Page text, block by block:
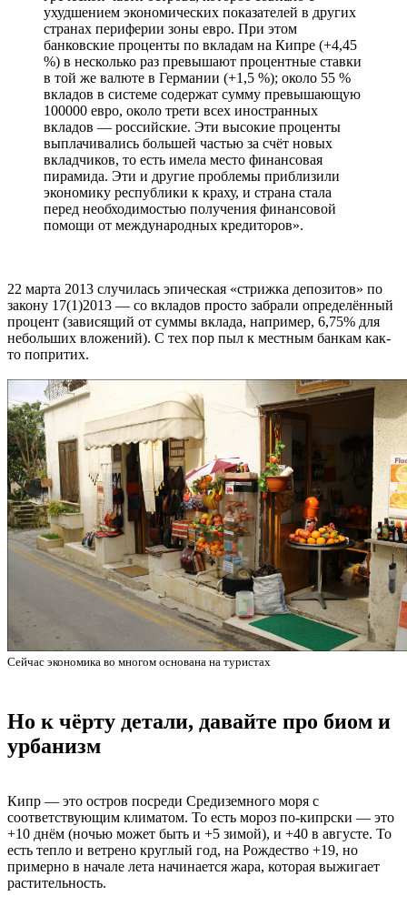
ухудшением экономических показателей в других
странах периферии зоны евро. При этом
банковские проценты по вкладам на Кипре (+4,45
%) в несколько раз превышают процентные ставки
в той же валюте в Германии (+1,5 %); около 55 %
вкладов в системе содержат сумму превышающую
100000 евро, около трети всех иностранных
вкладов — российские. Эти высокие проценты
выплачивались большей частью за счёт новых
вкладчиков, то есть имела место финансовая
пирамида. Эти и другие проблемы приблизили
экономику республики к краху, и страна стала
перед необходимостью получения финансовой
помощи от международных кредиторов».
22 марта 2013 случилась эпическая «стрижка депозитов» по
закону 17(1)2013 — со вкладов просто забрали определённый
процент (зависящий от суммы вклада, например, 6,75% для
небольших вложений). С тех пор пыл к местным банкам как-
то попритих.
Сейчас экономика во многом основана на туристах
Но к чёрту детали, давайте про биом и
урбанизм
Кипр — это остров посреди Средиземного моря с
соответствующим климатом. То есть мороз по-кипрски — это
+10 днём (ночью может быть и +5 зимой), и +40 в августе. То
есть тепло и ветрено круглый год, на Рождество +19, но
примерно в начале лета начинается жара, которая выжигает
растительность.